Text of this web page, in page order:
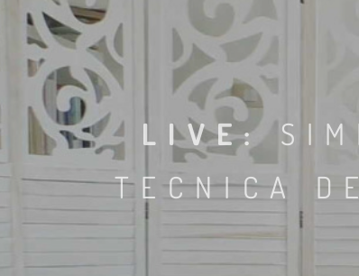
LIVE:
TECNICA